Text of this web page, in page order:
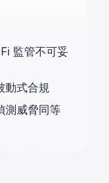
監管不可妥
動式合規
測威脅同等